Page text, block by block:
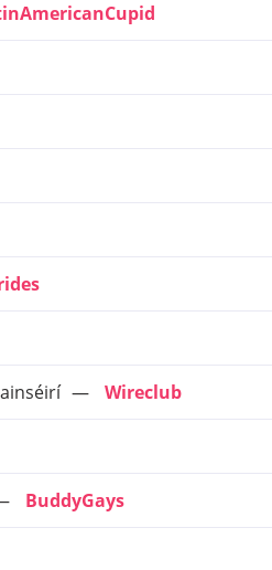
Wireclub
BuddyGays